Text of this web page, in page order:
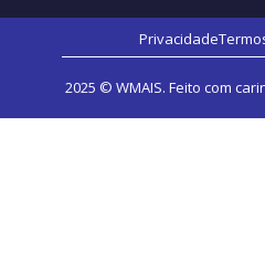
Privacidade
2025 © WMAIS. Feito com